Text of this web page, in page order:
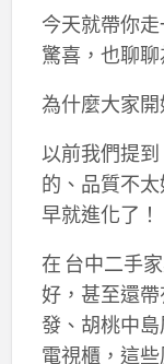
今天就帶你
驚喜，也聊
為什麼大家
以前我們提
的、品質不
早就進化了！
在 台中二手
好，甚至還
發、胡桃中
電視櫃，這